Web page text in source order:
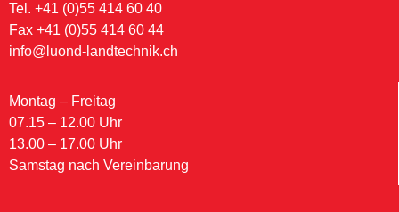
Tel. +41 (0)55 414 60 40
Fax +41 (0)55 414 60 44
info@luond-landtechnik.ch
Montag – Freitag
07.15 – 12.00 Uhr
13.00 – 17.00 Uhr
Samstag nach Vereinbarung